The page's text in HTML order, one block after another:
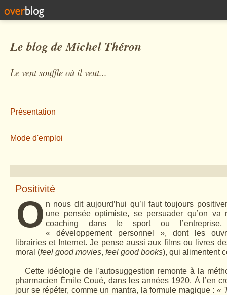
Le blog de Michel Théron
Le vent souffle où il veut...
Présentation
Mode d'emploi
Positivité
O n nous dit aujourd’hui qu’il faut toujours
une pensée optimiste, se persuader qu’on va
coaching dans le sport ou l’entreprise,
« développement personnel », dont les
librairies et Internet. Je pense aussi aux films ou livres
moral (feel good movies, feel good books), qui alimentent
Cette idéologie de l’autosuggestion remonte à la
pharmacien Émile Coué, dans les années 1920. À l’en
jour se répéter, comme un mantra, la formule magique : «